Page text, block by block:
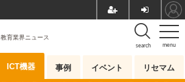
menu
search
教育業界ニュース
ICT機器 事例 イベント リセマム